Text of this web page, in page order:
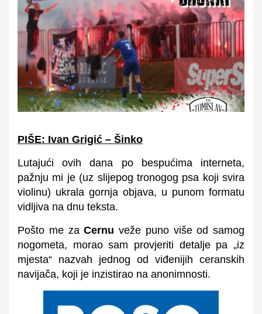
PIŠE: Ivan Grigić – Šinko
Lutajući ovih dana po bespućima interneta,
pažnju mi je (uz slijepog tronogog psa koji svira
violinu) ukrala gornja objava, u punom formatu
vidljiva na dnu teksta.
Pošto me zaCernu veže puno više od samog
nogometa, morao sam provjeriti detalje pa „iz
mjesta“ nazvah jednog od viđenijih ceranskih
navijača, koji je inzistirao na anonimnosti.